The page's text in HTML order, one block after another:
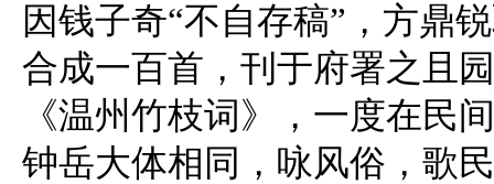
因钱子奇“不自存稿”，方鼎
合成一百首，刊于府署之且
《温州竹枝词》，一度在民
钟岳大体相同，咏风俗，歌